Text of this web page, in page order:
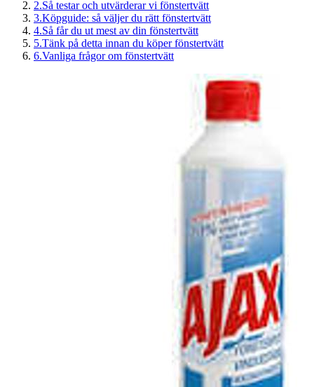
2.Så testar och utvärderar vi fönstertvätt
3.Köpguide: så väljer du rätt fönstertvätt
4.Så får du ut mest av din fönstertvätt
5.Tänk på detta innan du köper fönstertvätt
6.Vanliga frågor om fönstertvätt